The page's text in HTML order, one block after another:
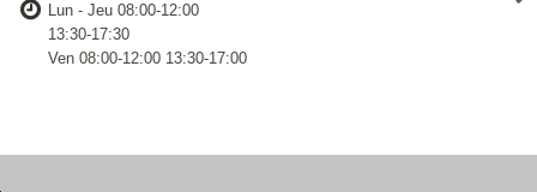
Lun - Jeu 08:00-12:00
13:30-17:30
Ven 08:00-12:00 13:30-17:00